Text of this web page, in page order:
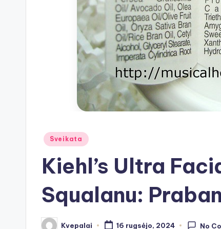
Posted
Sveikata
Kiehl’s Ultra
Squalanu:
Kvepalai 16 rugsėjo, 2024 No